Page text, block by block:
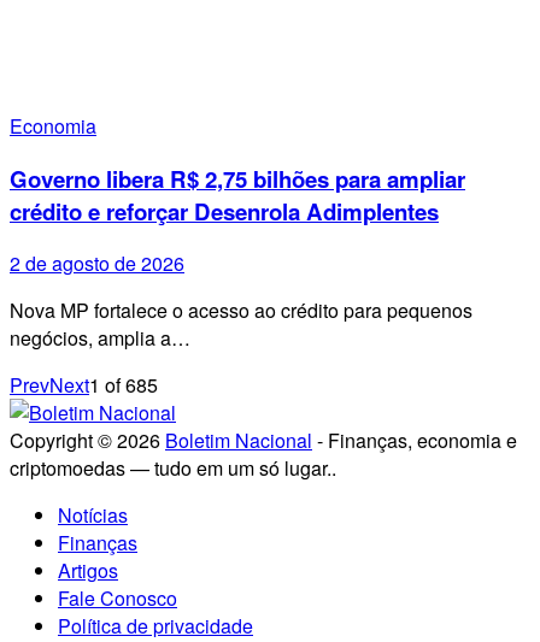
Economia
Governo libera R$ 2,75 bilhões para ampliar
crédito e reforçar Desenrola Adimplentes
2 de agosto de 2026
Nova MP fortalece o acesso ao crédito para pequenos
negócios, amplia a…
PrevNext1 of685
Copyright © 2026 Boletim Nacional - Finanças, economia e
criptomoedas — tudo em um só lugar..
Notícias
Finanças
Artigos
Fale Conosco
Política de privacidade